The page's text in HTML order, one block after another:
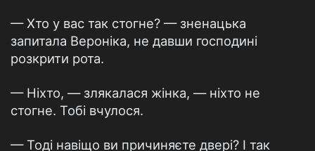
— Хто у вас так стогне? — зненацька
запитала Вероніка, не давши господині
розкрити рота.
— Ніхто, — злякалася жінка, — ніхто не
стогне. Тобі вчулося.
— Тоді навіщо ви причиняєте двері? І так